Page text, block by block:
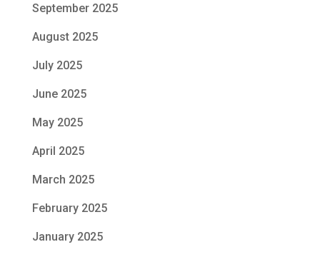
September 2025
August 2025
July 2025
June 2025
May 2025
April 2025
March 2025
February 2025
January 2025